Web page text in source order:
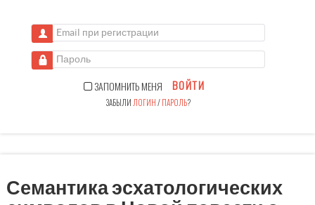
Email при регистрации
Пароль
ЗАПОМНИТЬ МЕНЯ ВОЙТИ
ЗАБЫЛИ ЛОГИН/ПАРОЛЬ?
Семантика эсхатологических